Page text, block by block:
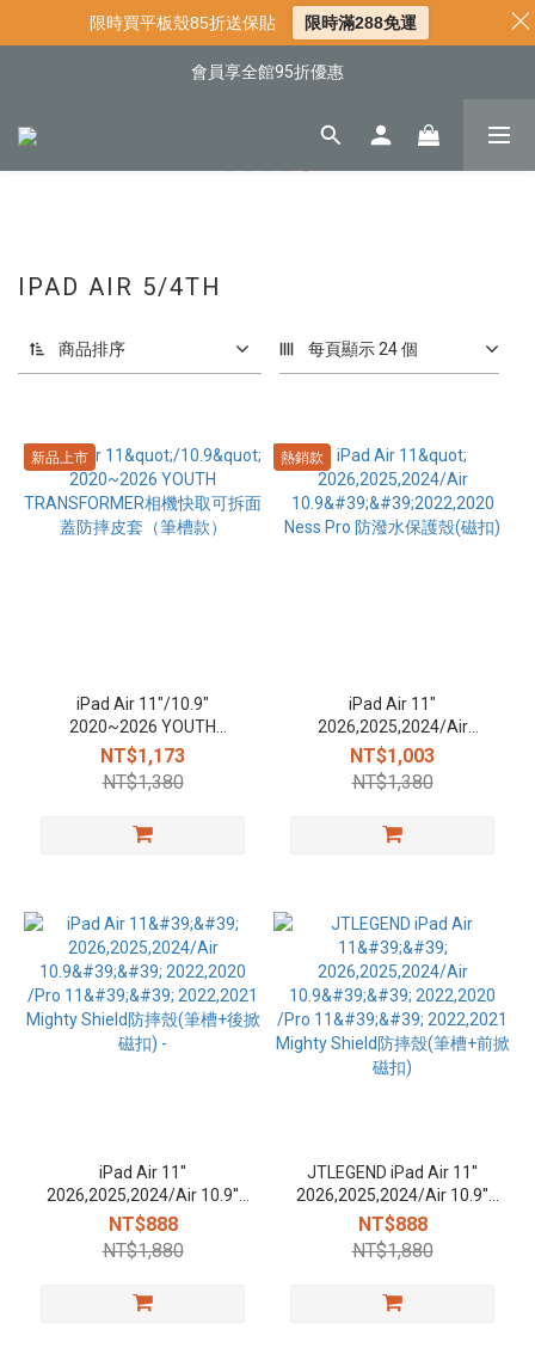
📍新客首購現折$50｜加入會員立即領取
📌年中下殺 手機殼3折起
會員享全館95折優惠
📍新客首購現折$50｜加入會員立即領取
IPAD AIR 5/4TH
商品排序 每頁顯示 24 個
新品上市
iPad Air 11"/10.9"
2020~2026 YOUTH
TRANSFORMER相機快取可
拆面蓋防摔皮套（筆槽款）
NT$1,173
NT$1,380
熱銷款
iPad Air 11"
2026,2025,2024/Air
10.9''2022,2020 Ness Pro 防
潑水保護殼(磁扣)
NT$1,003
NT$1,380
iPad Air 11''
2026,2025,2024/Air 10.9''
2022,2020 /Pro 11''
2022,2021 Mighty Shield防
摔殼(筆槽+後掀磁扣) -
NT$888
NT$1,880
JTLEGEND iPad Air 11''
2026,2025,2024/Air 10.9''
2022,2020 /Pro 11''
2022,2021 Mighty Shield防
摔殼(筆槽+前掀磁扣)
NT$888
NT$1,880
限時買平板殼85折送保貼 限時滿288免運